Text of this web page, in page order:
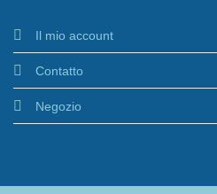
Il mio account
Contatto
Negozio